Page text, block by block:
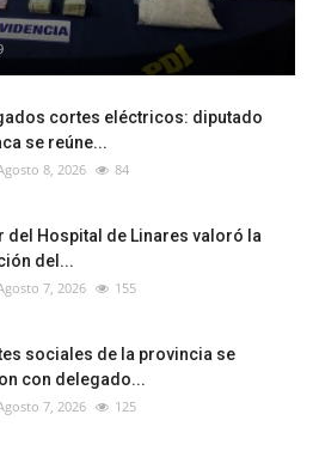
cortes eléctricos: diputado
se reúne...
8, 2026 84
del Hospital de Linares valoró la
del...
7, 2026 155
sociales de la provincia se
con delegado...
7, 2026 125